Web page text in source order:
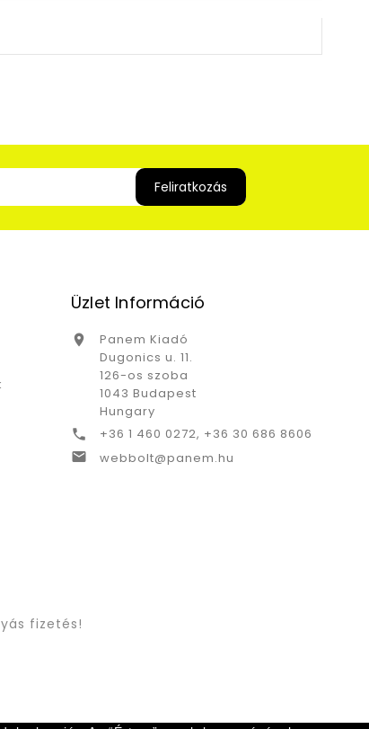
Üzlet Információ

Panem Kiadó
Dugonics u. 11.
126-os szoba
1043 Budapest
Hungary
 +36 1 460 0272, +36 30 686 8606
 webbolt@panem.hu
fizetés!